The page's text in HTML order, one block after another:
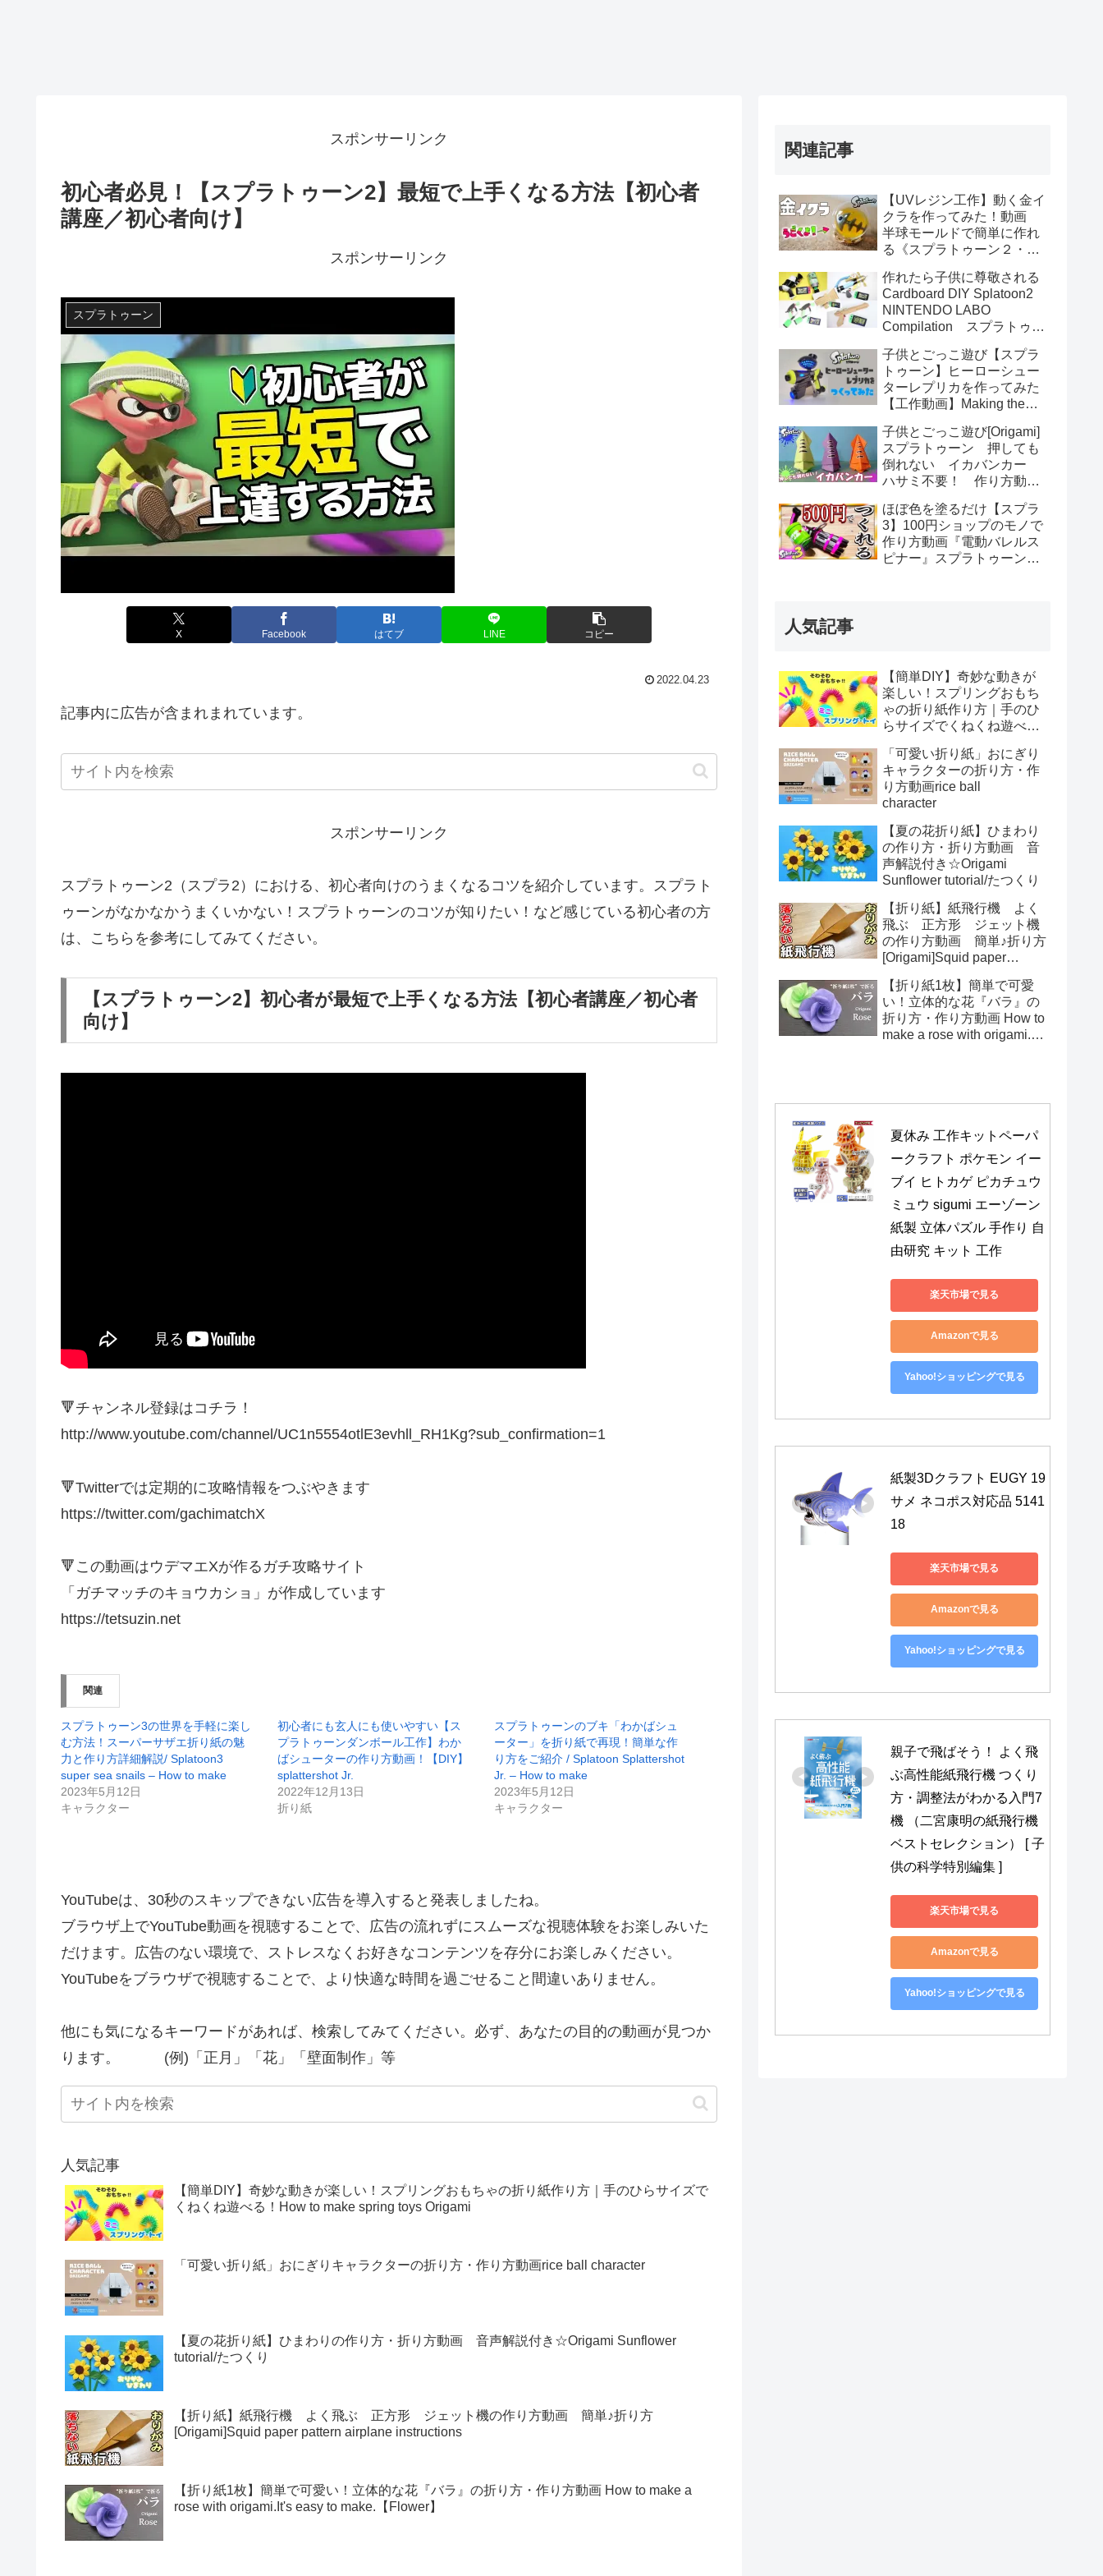
スポンサーリンク
初心者必見！【スプラトゥーン2】最短で上手くなる方法【初心者
講座／初心者向け】
スポンサーリンク
スプラトゥーン
X Facebook はてブ LINE コピー
2022.04.23
記事内に広告が含まれまれています。
スポンサーリンク
スプラトゥーン2（スプラ2）における、初心者向けのうまくなるコツを紹介しています。スプラト
ゥーンがなかなかうまくいかない！スプラトゥーンのコツが知りたい！など感じている初心者の方
は、こちらを参考にしてみてください。
【スプラトゥーン2】初心者が最短で上手くなる方法【初心者講座／初心者
向け】
🔻チャンネル登録はコチラ！
http://www.youtube.com/channel/UC1n5554otlE3evhll_RH1Kg?sub_confirmation=1
🔻Twitterでは定期的に攻略情報をつぶやきます
https://twitter.com/gachimatchX
🔻この動画はウデマエXが作るガチ攻略サイト
「ガチマッチのキョウカショ」が作成しています
https://tetsuzin.net
関連
スプラトゥーン3の世界を手軽に楽し
む方法！スーパーサザエ折り紙の魅
力と作り方詳細解説/ Splatoon3
super sea snails – How to make
2023年5月12日
キャラクター
初心者にも玄人にも使いやすい【ス
プラトゥーンダンボール工作】わか
ばシューターの作り方動画！【DIY】
splattershot Jr.
2022年12月13日
折り紙
スプラトゥーンのブキ「わかばシュ
ーター」を折り紙で再現！簡単な作
り方をご紹介 / Splatoon Splattershot
Jr. – How to make
2023年5月12日
キャラクター
YouTubeは、30秒のスキップできない広告を導入すると発表しましたね。
ブラウザ上でYouTube動画を視聴することで、広告の流れずにスムーズな視聴体験をお楽しみいた
だけます。広告のない環境で、ストレスなくお好きなコンテンツを存分にお楽しみください。
YouTubeをブラウザで視聴することで、より快適な時間を過ごせること間違いありません。
他にも気になるキーワードがあれば、検索してみてください。必ず、あなたの目的の動画が見つか
ります。 (例)「正月」「花」「壁面制作」等
人気記事
【簡単DIY】奇妙な動きが楽しい！スプリングおもちゃの折り紙作り方｜手のひらサイズで
くねくね遊べる！How to make spring toys Origami
「可愛い折り紙」おにぎりキャラクターの折り方・作り方動画rice ball character
【夏の花折り紙】ひまわりの作り方・折り方動画 音声解説付き☆Origami Sunflower
tutorial/たつくり
【折り紙】紙飛行機 よく飛ぶ 正方形 ジェット機の作り方動画 簡単♪折り方
[Origami]Squid paper pattern airplane instructions
【折り紙1枚】簡単で可愛い！立体的な花『バラ』の折り方・作り方動画 How to make a
rose with origami.It's easy to make.【Flower】
関連記事
【UVレジン工作】動く金イ
クラを作ってみた！動画
半球モールドで簡単に作れ
る《スプラトゥーン２・サ
作れたら子供に尊敬される
Cardboard DIY Splatoon2
NINTENDO LABO
Compilation スプラトゥー
子供とごっこ遊び【スプラ
トゥーン】ヒーローシュー
ターレプリカを作ってみた
【工作動画】Making the
Splatoon
子供とごっこ遊び[Origami]
スプラトゥーン 押しても
倒れない イカバンカー
ハサミ不要！ 作り方動画/
lobby – How to make
ほぼ色を塗るだけ【スプラ
3】100円ショップのモノで
作り方動画『電動バレルス
ピナー』スプラトゥーン
人気記事
【簡単DIY】奇妙な動きが
楽しい！スプリングおもち
ゃの折り紙作り方｜手のひ
らサイズでくねくね遊べ
toys Origami
「可愛い折り紙」おにぎり
キャラクターの折り方・作
り方動画rice ball
character
【夏の花折り紙】ひまわり
の作り方・折り方動画 音
声解説付き☆Origami
Sunflower tutorial/たつくり
【折り紙】紙飛行機 よく
飛ぶ 正方形 ジェット機
の作り方動画 簡単♪折り方
[Origami]Squid paper
【折り紙1枚】簡単で可愛
い！立体的な花『バラ』の
折り方・作り方動画 How to
make a rose with origami.It's
夏休み 工作キットペーパ
ークラフト ポケモン イー
ブイ ヒトカゲ ピカチュウ
ミュウ sigumi エーゾーン
紙製 立体パズル 手作り 自
由研究 キット 工作
楽天市場で見る
Amazonで見る
Yahoo!ショッピングで見る
紙製3Dクラフト EUGY 19
サメ ネコポス対応品 5141
18
楽天市場で見る
Amazonで見る
Yahoo!ショッピングで見る
親子で飛ばそう！ よく飛
ぶ高性能紙飛行機 つくり
方・調整法がわかる入門7
機 （二宮康明の紙飛行機
ベストセレクション） [ 子
供の科学特別編集 ]
楽天市場で見る
Amazonで見る
Yahoo!ショッピングで見る